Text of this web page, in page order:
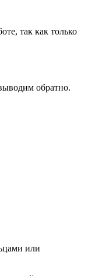
так как только
обратно.
или